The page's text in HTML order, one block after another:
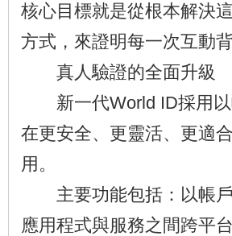
核心目標就是從根本解決
方式，來證明每一次互動
真人驗證的全面升級
新一代World ID採用以
在更安全、更靈活、更適
用。
主要功能包括：以帳戶
應用程式與服務之間跨平